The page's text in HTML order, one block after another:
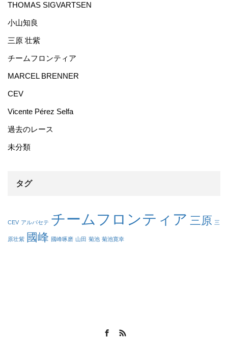
THOMAS SIGVARTSEN
小山知良
三原 壮紫
チームフロンティア
MARCEL BRENNER
CEV
Vicente Pérez Selfa
過去のレース
未分類
タグ
CEV アルバセテ チームフロンティア 三原 三
原壮紫 國峰 國峰啄磨 山田 菊池 菊池寛幸
Facebook